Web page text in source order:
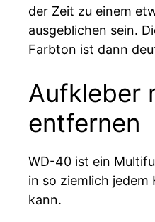
der Zeit zu einem
ausgeblichen sein.
Farbton ist dann
Aufkleber
entfernen
WD-40 ist ein
in so ziemlich jedem
kann.